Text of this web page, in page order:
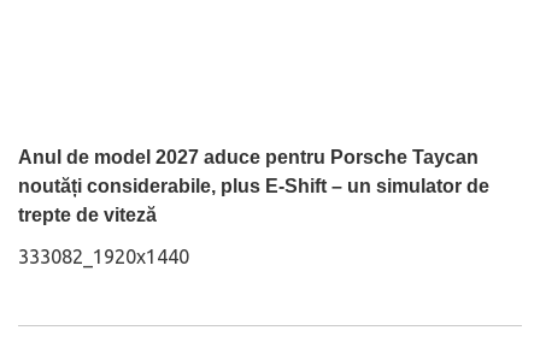
Anul de model 2027 aduce pentru Porsche Taycan
noutăți considerabile, plus E-Shift – un simulator de
trepte de viteză
333082_1920x1440